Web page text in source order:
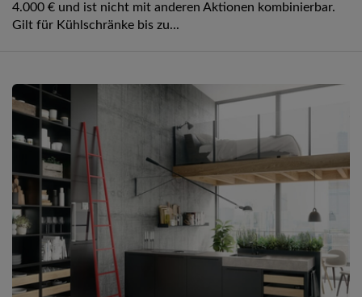
4.000 € und ist nicht mit anderen Aktionen kombinierbar.
Gilt für Kühlschränke bis zu...